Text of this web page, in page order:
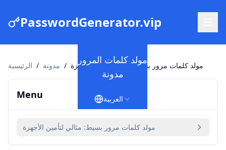
PasswordGenerator.vip
مولد كلمات المرور
مدونة
العربية
الرئيسية / مدونة / مولد كلمات مرور بسيط: مثالي لتأمين الأجهزة
Menu
مولد كلمات مرور بسيط: مثالي لتأمين الأجهزة